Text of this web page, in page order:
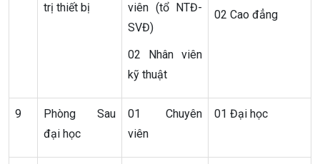
trị thiết bị
viên (tổ NTĐ-
SVĐ)
02 Nhân viên
kỹ thuật
02 Cao đẳng
9
Phòng Sau
đại học
01 Chuyên
viên
01 Đại học